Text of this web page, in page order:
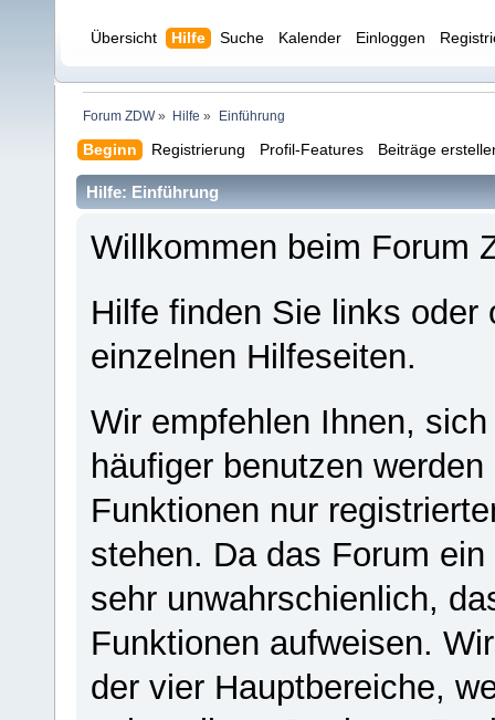
Übersicht Hilfe Suche Kalender Einloggen
Forum ZDW» Hilfe » Einführung
Beginn Registrierung Profil-Features Beiträge
Hilfe: Einführung
Willkommen beim Forum
Hilfe finden Sie links
einzelnen Hilfeseiten.
Wir empfehlen Ihnen,
häufiger benutzen
Funktionen nur
stehen. Da das Forum
sehr unwahrschienlich,
Funktionen aufweisen.
der vier Hauptbereiche,